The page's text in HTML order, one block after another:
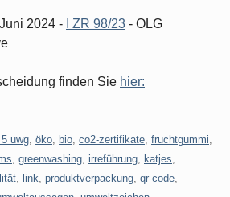
2024 - I ZR 98/23 - OLG
finden Sie hier:
5 uwg öko bio co2-zertifikate fruchtgummi
greenwashing irreführung katjes
link produktverpackung qr-code